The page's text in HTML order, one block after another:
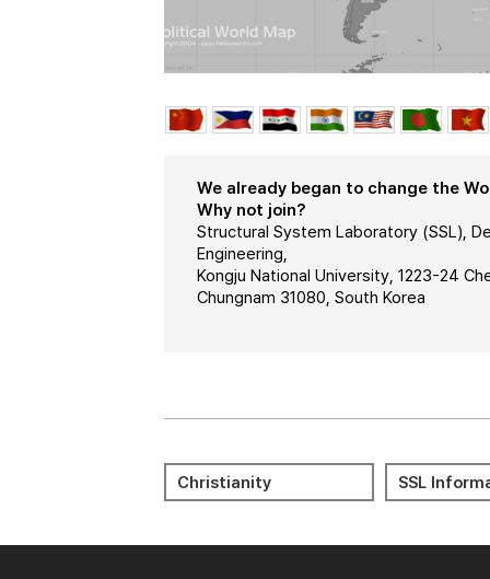
We already began to change the
Why not join?
Structural System Laboratory (SSL),
Engineering,
Kongju National University, 1223-24
Chungnam 31080, South Korea
Christianity
Meditation 명상
Bible 성경
SSL
Journal
Reports